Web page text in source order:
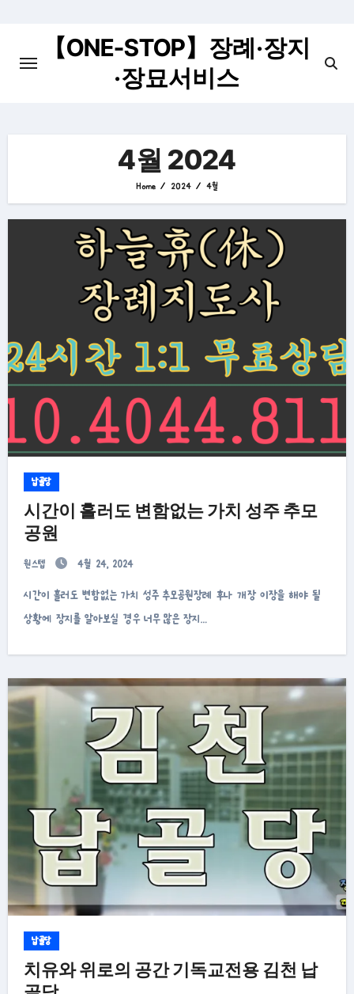
【ONE-STOP】장례·장지
·장묘서비스
4월 2024
Home 2024 4월
납골당
시간이 흘러도 변함없는 가치 성주 추모
공원
원스텝 4월 24, 2024
시간이 흘러도 변함없는 가치 성주 추모공원장례 후나 개장 이장을 해야 될
상황에 장지를 알아보실 경우 너무 많은 장지…
납골당
치유와 위로의 공간 기독교전용 김천 납